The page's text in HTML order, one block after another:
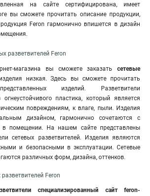
на сайте сертифицирована, имеет
вы сможете прочитать описание продукции,
Feron гармонично впишется в дизайн
разветвителей Feron
магазина вы сможете заказать сетевые
изделия низкая. Здесь вы сможете прочитать
изделий. Разветвители
огнеустойчивого пластика, который является
повреждениям, к влаге, пыли. Изделия
дизайном, гармонично сочетаются с
в помещении. На нашем сайте представлены
сетевых разветвителей. Изделия являются
и безопасными в эксплуатации. Сетевые
различных форм, дизайна, оттенков.
Feron
специализированный сайт feron-